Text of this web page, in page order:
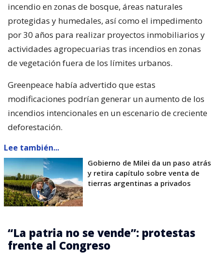
incendio en zonas de bosque, áreas naturales
protegidas y humedales, así como el impedimento
por 30 años para realizar proyectos inmobiliarios y
actividades agropecuarias tras incendios en zonas
de vegetación fuera de los límites urbanos.
Greenpeace había advertido que estas
modificaciones podrían generar un aumento de los
incendios intencionales en un escenario de creciente
deforestación.
Lee también...
Gobierno de Milei da un paso atrás
y retira capítulo sobre venta de
tierras argentinas a privados
“La patria no se vende”: protestas
frente al Congreso